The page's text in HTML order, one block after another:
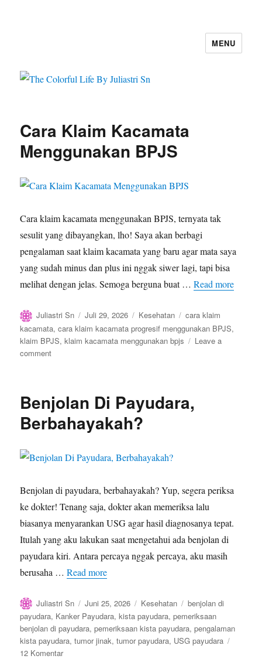
The Colorful Life By Juliastri SnMENU
Cara Klaim Kacamata
Menggunakan BPJS
Cara klaim kacamata menggunakan BPJS, ternyata tak
sesulit yang dibayangkan, lho! Saya akan berbagi
pengalaman saat klaim kacamata yang baru agar mata saya
yang sudah minus dan plus ini nggak siwer lagi, tapi bisa
melihat dengan jelas. Semoga berguna buat …Read more
Author
Juliastri Sn
Posted
on
Juli 29, 2026 Categories
Kesehatan Tags
cara klaim
kacamata,cara klaim kacamata progresif menggunakan BPJS,
klaim BPJS,klaim kacamata menggunakan bpjs
Leave a
commenton
Menggunakan
BPJS
Benjolan Di Payudara,
Berbahayakah?
Benjolan di payudara, berbahayakah? Yup, segera periksa
ke dokter! Tenang saja, dokter akan memeriksa lalu
biasanya menyarankan USG agar hasil diagnosanya tepat.
Itulah yang aku lakukan saat mengetahui ada benjolan di
payudara kiri. Antara percaya nggak percaya, aku masih
berusaha …Read more
Author
Juliastri Sn
Posted
on
Juni 25, 2026 Categories
Kesehatan Tags
benjolan di
payudara, Kanker Payudara,kista payudara,pemeriksaan
benjolan di payudara,pemeriksaan kista payudara,pengalaman
kista payudara,tumor jinak,tumor payudara, USG payudara
12 Komentarpada